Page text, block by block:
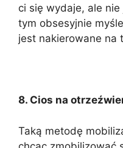
ci się wydaje, ale
tym obsesyjnie
jest nakierowane na
8. Cios na
Taką metodę